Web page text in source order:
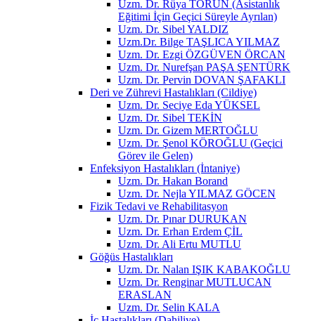
Uzm. Dr. Rüya TORUN (Asistanlık
Eğitimi İçin Geçici Süreyle Ayrılan)
Uzm. Dr. Sibel YALDIZ
Uzm.Dr. Bilge TAŞLICA YILMAZ
Uzm. Dr. Ezgi ÖZGÜVEN ÖRCAN
Uzm. Dr. Nurefşan PAŞA ŞENTÜRK
Uzm. Dr. Pervin DOVAN ŞAFAKLI
Deri ve Zührevi Hastalıkları (Cildiye)
Uzm. Dr. Seciye Eda YÜKSEL
Uzm. Dr. Sibel TEKİN
Uzm. Dr. Gizem MERTOĞLU
Uzm. Dr. Şenol KÖROĞLU (Geçici
Görev ile Gelen)
Enfeksiyon Hastalıkları (İntaniye)
Uzm. Dr. Hakan Borand
Uzm. Dr. Nejla YILMAZ GÖCEN
Fizik Tedavi ve Rehabilitasyon
Uzm. Dr. Pınar DURUKAN
Uzm. Dr. Erhan Erdem ÇİL
Uzm. Dr. Ali Ertu MUTLU
Göğüs Hastalıkları
Uzm. Dr. Nalan IŞIK KABAKOĞLU
Uzm. Dr. Renginar MUTLUCAN
ERASLAN
Uzm. Dr. Selin KALA